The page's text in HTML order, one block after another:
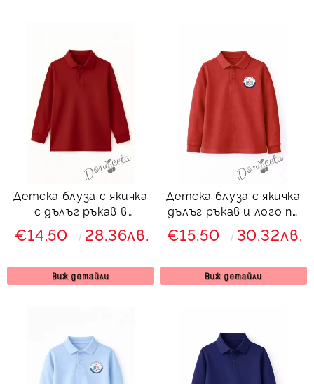
Детска блуза с якичка
с дълъг ръкав в
червено, подходяща за
момче или момиче и за
€14.50 28.36лв.
Виж детайли
Детска блуза с якичка
дълъг ръкав и лого по
избор в червено,
подходяща за момче
ученическа униформа
€15.50 30.32лв.
Виж детайли